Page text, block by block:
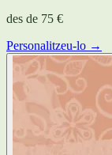
des de 75 €
Personalitzeu-lo →